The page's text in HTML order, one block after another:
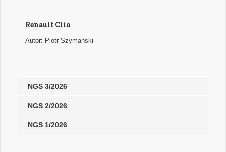
Renault Clio
Autor: Piotr Szymański
NGS 3/2026
NGS 2/2026
NGS 1/2026